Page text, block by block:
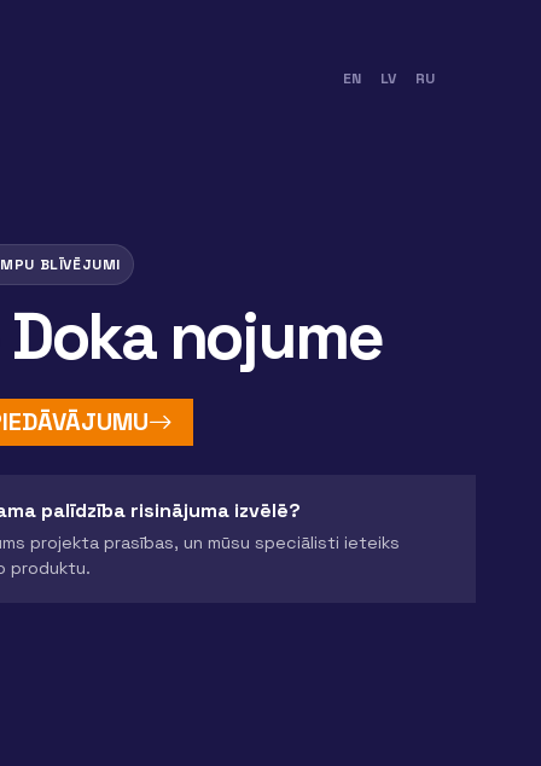
EN LV RU
BLĪVĒJUMI
nojume
palīdzība risinājuma izvēlē?
projekta prasības, un mūsu speciālisti ieteiks
produktu.